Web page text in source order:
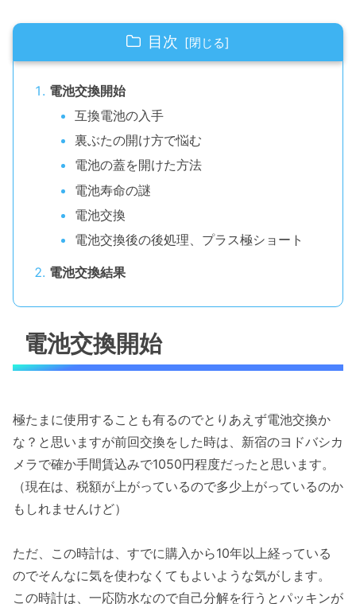
目次
電池交換開始
互換電池の入手
裏ぶたの開け方で悩む
電池の蓋を開けた方法
電池寿命の謎
電池交換
電池交換後の後処理、プラス極ショート
電池交換結果
電池交換開始
極たまに使用することも有るのでとりあえず電池交換か
な？と思いますが前回交換をした時は、新宿のヨドバシカ
メラで確か手間賃込みで1050円程度だったと思います。
（現在は、税額が上がっているので多少上がっているのか
もしれませんけど）
ただ、この時計は、すでに購入から10年以上経っている
のでそんなに気を使わなくてもよいような気がします。
この時計は、一応防水なので自己分解を行うとパッキンが